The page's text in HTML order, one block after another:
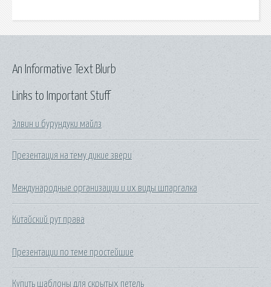
Links to Important Stuff
Элвин и бурундуки майлз
Презентация на тему дикие звери
Международные организации и их виды шпаргалка
Китайский рут права
Презентации по теме простейшие
Купить шаблоны для скрытых петель
An Informative Text Blurb